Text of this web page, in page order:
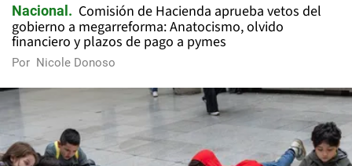
Nacional
Comisión de Hacienda aprueba vetos del
gobierno a megarreforma: Anatocismo, olvido
financiero y plazos de pago a pymes
Por Nicole Donoso